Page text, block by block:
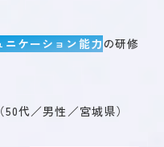
ニケーション能力の研修
50代／男性／宮城県）